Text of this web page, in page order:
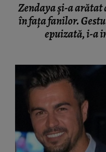
Zendaya și-a
în fața fanilor.
epuizată, i-a